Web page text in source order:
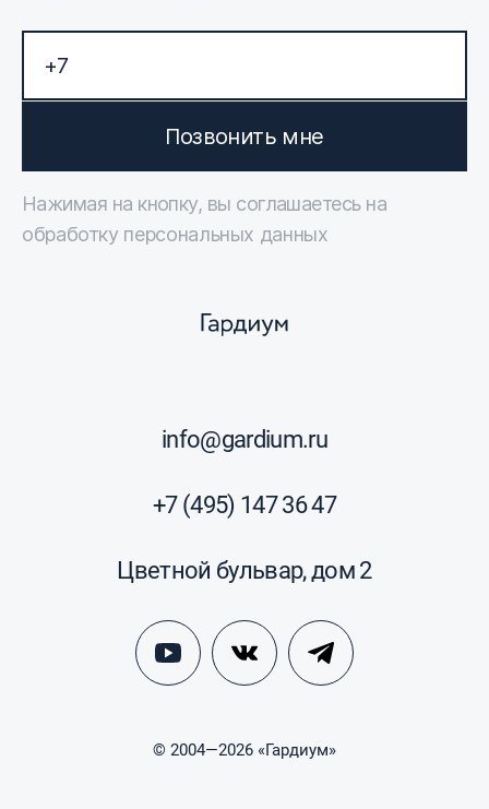
Позвонить мне
Нажимая на кнопку, вы соглашаетесь на
обработку персональных данных
info@gardium.ru
+7 (495) 147 36 47
Цветной бульвар, дом 2
© 2004—2026 «Гардиум»